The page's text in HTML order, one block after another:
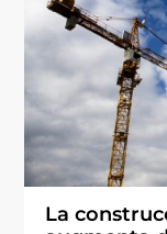
La